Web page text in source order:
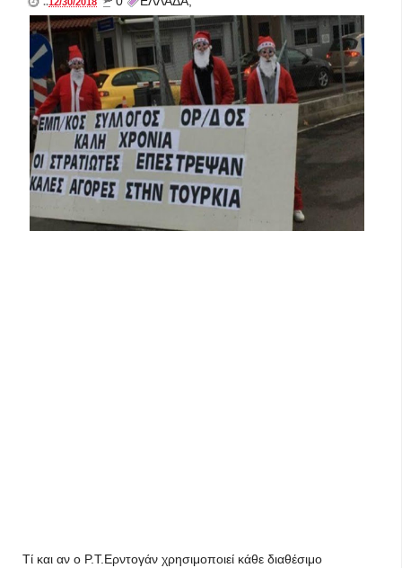
Tί και αν ο Ρ.Τ.Ερντογάν χρησιμοποιεί κάθε διαθέσιμο